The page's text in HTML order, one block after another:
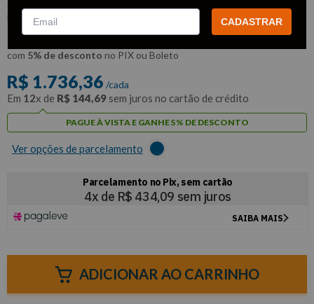
:87G41A-B
KING TONY
R$1.649,54
com 5% de desconto no PIX ou Boleto
R$ 1.736,36 /cada
Em 12x de R$ 144,69 sem juros no cartão de crédito
PAGUE À VISTA E GANHE 5% DE DESCONTO
Ver opções de parcelamento
ADICIONAR AO CARRINHO
CADASTRAR